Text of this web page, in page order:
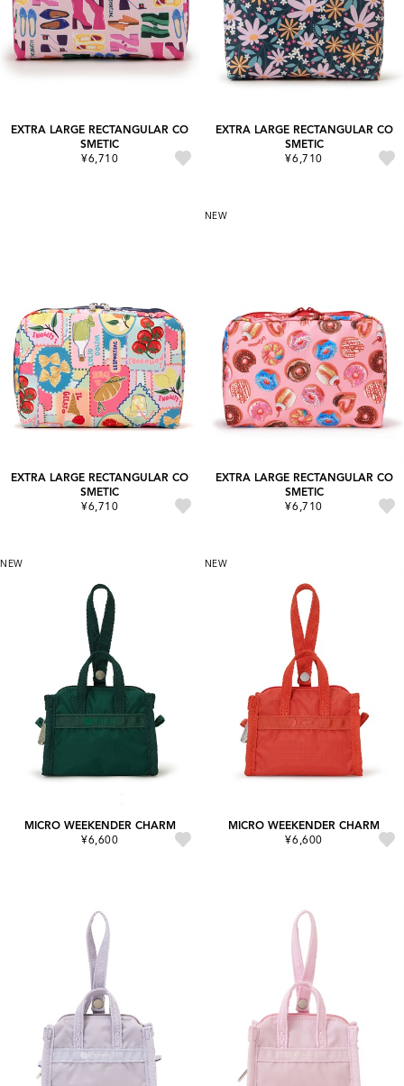
EXTRA LARGE RECTANGULAR CO
SMETIC
¥6,710
EXTRA LARGE RECTANGULAR CO
SMETIC
¥6,710
EXTRA LARGE RECTANGULAR CO
SMETIC
¥6,710
NEW
EXTRA LARGE RECTANGULAR CO
SMETIC
¥6,710
NEW
MICRO WEEKENDER CHARM
¥6,600
NEW
MICRO WEEKENDER CHARM
¥6,600